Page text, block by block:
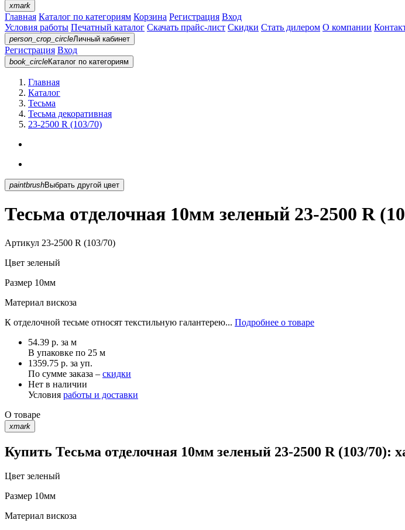
xmark
Главная Каталог по категориям Корзина Регистрация Вход
Условия работы Печатный каталог Скачать прайс-лист Скидки Стать дилером О компании
person_crop_circleЛичный кабинет
Регистрация Вход
book_circleКаталог по категориям
Главная
Каталог
Тесьма
Тесьма декоративная
23-2500 R (103/70)
paintbrush Выбрать другой цвет
Тесьма отделочная 10мм зеленый 23-2500 R
Артикул 23-2500 R (103/70)
Цвет зеленый
Размер 10мм
Материал вискоза
К отделочной тесьме относят текстильную галантерею... Подробнее о товаре
54.39 р. за м
В упаковке по 25 м
1359.75 р. за уп.
По сумме заказа – скидки
Нет в наличии
Условия работы и доставки
О товаре
xmark
Купить Тесьма отделочная 10мм зеленый 23-2500 R (103/70):
Цвет зеленый
Размер 10мм
Материал вискоза